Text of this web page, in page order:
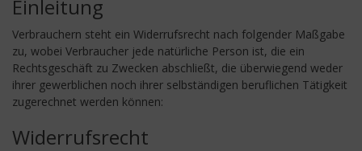
Einleitung
Verbrauchern steht ein Widerrufsrecht nach folgender Maßgabe
zu, wobei Verbraucher jede natürliche Person ist, die ein
Rechtsgeschäft zu Zwecken abschließt, die überwiegend weder
ihrer gewerblichen noch ihrer selbständigen beruflichen Tätigkeit
zugerechnet werden können:
Widerrufsrecht